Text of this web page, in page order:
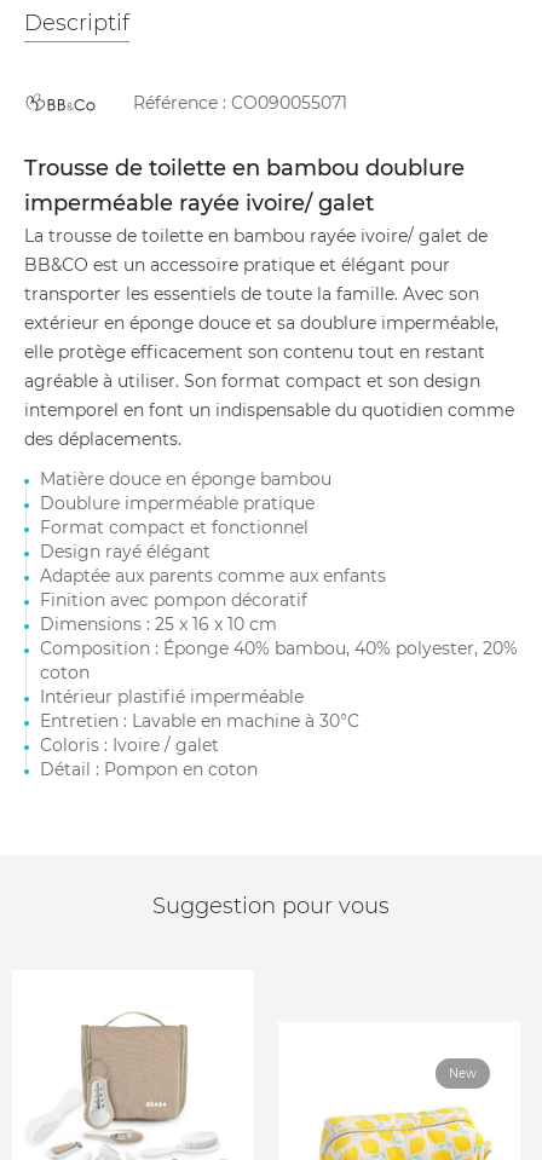
Descriptif
Référence : CO090055071
Trousse de toilette en bambou doublure
imperméable rayée ivoire/ galet
La trousse de toilette en bambou rayée ivoire/ galet de
BB&CO est un accessoire pratique et élégant pour
transporter les essentiels de toute la famille. Avec son
extérieur en éponge douce et sa doublure imperméable,
elle protège efficacement son contenu tout en restant
agréable à utiliser. Son format compact et son design
intemporel en font un indispensable du quotidien comme
des déplacements.
Matière douce en éponge bambou
Doublure imperméable pratique
Format compact et fonctionnel
Design rayé élégant
Adaptée aux parents comme aux enfants
Finition avec pompon décoratif
Dimensions : 25 x 16 x 10 cm
Composition : Éponge 40% bambou, 40% polyester, 20%
coton
Intérieur plastifié imperméable
Entretien : Lavable en machine à 30°C
Coloris : Ivoire / galet
Détail : Pompon en coton
Suggestion pour vous
New